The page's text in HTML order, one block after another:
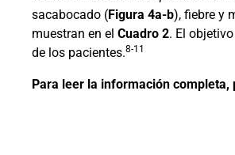
sacabocado (Figura 4a-b), fiebre y
muestran en el Cuadro 2. El
de los pacientes.8-11
Para leer la información completa,